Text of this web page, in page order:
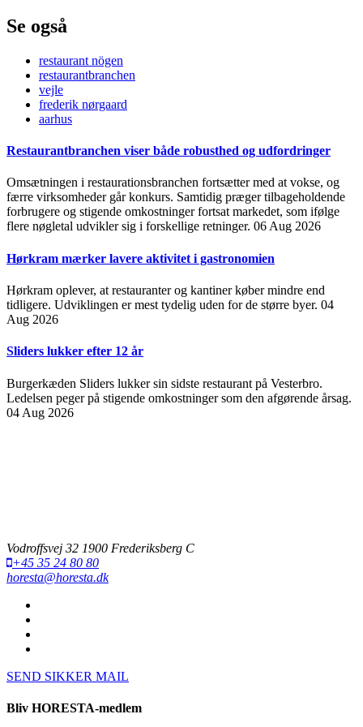
Se også
restaurant nögen
restaurantbranchen
vejle
frederik nørgaard
aarhus
Restaurantbranchen viser både robusthed og udfordringer
Omsætningen i restaurationsbranchen fortsætter med at vokse, og
færre virksomheder går konkurs. Samtidig præger tilbageholdende
forbrugere og stigende omkostninger fortsat markedet, som ifølge
flere nøgletal udvikler sig i forskellige retninger. 06 Aug 2026
Hørkram mærker lavere aktivitet i gastronomien
Hørkram oplever, at restauranter og kantiner køber mindre end
tidligere. Udviklingen er mest tydelig uden for de større byer. 04
Aug 2026
Sliders lukker efter 12 år
Burgerkæden Sliders lukker sin sidste restaurant på Vesterbro.
Ledelsen peger på stigende omkostninger som den afgørende årsag.
04 Aug 2026
Vodroffsvej 32 1900 Frederiksberg C
+45 35 24 80 80
horesta@horesta.dk
SEND SIKKER MAIL
Bliv HORESTA-medlem